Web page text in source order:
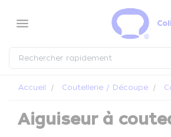
menu
Accueil Coutellerie / Découpe
Aiguiseur à